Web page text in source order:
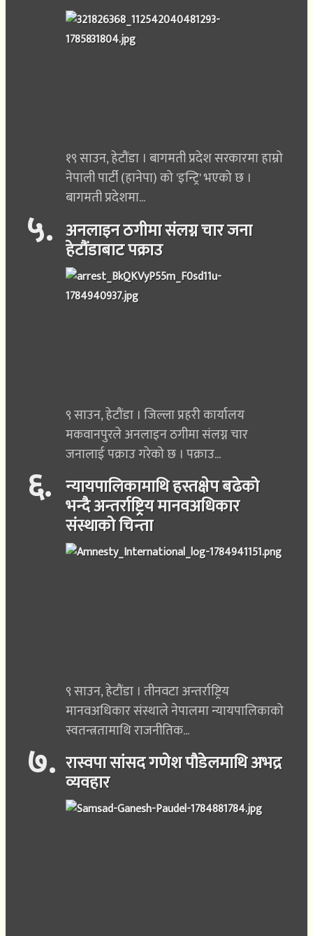
१९ साउन, हेटौंडा । बागमती प्रदेश सरकारमा हाम्रो
नेपाली पार्टी (हानेपा) को 'इन्ट्रि' भएको छ ।
बागमती प्रदेशमा...
अनलाइन ठगीमा संलग्न चार जना
हेटौंडाबाट पक्राउ
९ साउन, हेटौंडा । जिल्ला प्रहरी कार्यालय
मकवानपुरले अनलाइन ठगीमा संलग्न चार
जनालाई पक्राउ गरेको छ । पक्राउ...
५.
न्यायपालिकामाथि हस्तक्षेप बढेको
भन्दै अन्तर्राष्ट्रिय मानवअधिकार
संस्थाको चिन्ता
९ साउन, हेटौंडा । तीनवटा अन्तर्राष्ट्रिय
मानवअधिकार संस्थाले नेपालमा न्यायपालिकाको
स्वतन्त्रतामाथि राजनीतिक...
६.
रास्वपा सांसद गणेश पौडेलमाथि अभद्र
व्यवहार
७.